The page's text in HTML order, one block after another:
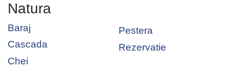
Natura
Baraj
Cascada
Chei
Pestera
Rezervatie